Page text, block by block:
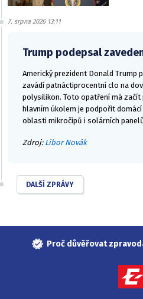
7. srpna 2026 13:11
Trump podepsal
Americký prezident Donald Trump
zavádí patnáctiprocentní clo na
polysilikon. Toto opatření má
hlavním úkolem je podpořit
oblasti mikročipů i solárních
Zdroj: Libor Novák
DALŠÍ ZPRÁVY
Proč důvěřovat